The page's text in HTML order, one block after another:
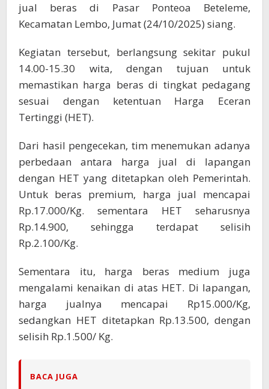
jual beras di Pasar Ponteoa Beteleme,
Kecamatan Lembo, Jumat (24/10/2025) siang.
Kegiatan tersebut, berlangsung sekitar pukul
14.00-15.30 wita, dengan tujuan untuk
memastikan harga beras di tingkat pedagang
sesuai dengan ketentuan Harga Eceran
Tertinggi (HET).
Dari hasil pengecekan, tim menemukan adanya
perbedaan antara harga jual di lapangan
dengan HET yang ditetapkan oleh Pemerintah.
Untuk beras premium, harga jual mencapai
Rp.17.000/Kg. sementara HET seharusnya
Rp.14.900, sehingga terdapat selisih
Rp.2.100/Kg.
Sementara itu, harga beras medium juga
mengalami kenaikan di atas HET. Di lapangan,
harga jualnya mencapai Rp15.000/Kg,
sedangkan HET ditetapkan Rp.13.500, dengan
selisih Rp.1.500/ Kg.
BACA JUGA